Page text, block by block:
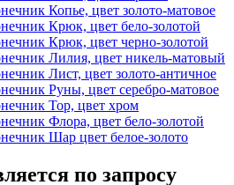
по запросу